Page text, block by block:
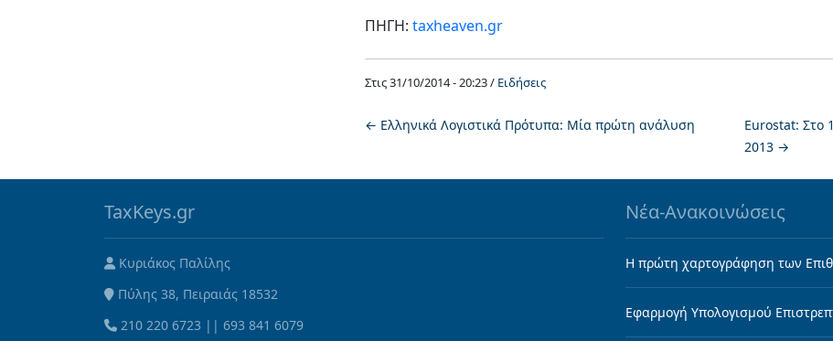
ΠΗΓΗ: taxheaven.gr
Στις31/10/2014 - 20:23 / Ειδήσεις
← Ελληνικά Λογιστικά Πρότυπα: Μία πρώτη ανάλυση
Eurostat: Στο
2013 →
TaxKeys.gr
Κυριάκος Παλίλης
Πύλης 38, Πειραιάς 18532
210 220 6723 || 693 841 6079
Νέα-Ανακοινώσεις
Η πρώτη χαρτογράφηση των
Εφαρμογή Υπολογισμού